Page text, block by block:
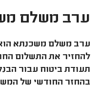
ערב משלם
ערב משלם משכנתא הוא
להחזיר את התשלום
תעודת ביטוח עבור